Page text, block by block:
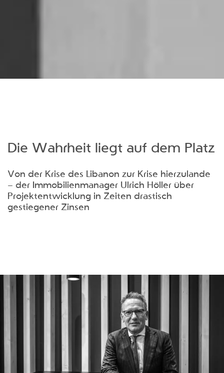
Die Wahrheit liegt auf dem Platz
Von der Krise des Libanon zur Krise hierzulande
– der Immobilienmanager Ulrich Höller über
Projektentwicklung in Zeiten drastisch
gestiegener Zinsen